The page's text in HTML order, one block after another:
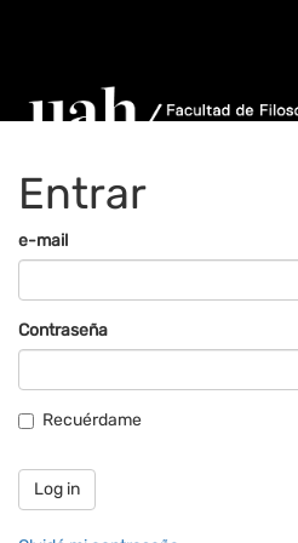
Entrar
e-mail
Contraseña
Recuérdame